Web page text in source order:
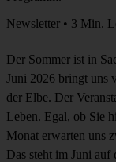
Newsletter • 3 Min.
Der Sommer ist in
Juni 2026 bringt uns
der Elbe. Der
Leben. Egal, ob Sie
Monat erwarten uns
Das steht im Juni auf